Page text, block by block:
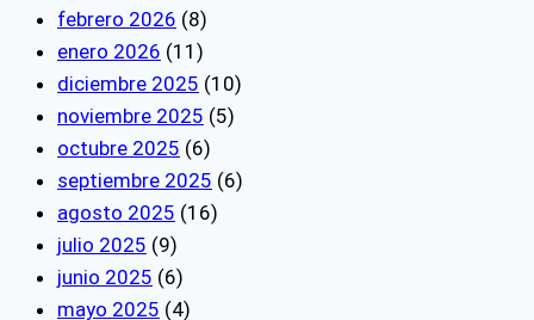
febrero 2026 (8)
enero 2026 (11)
diciembre 2025 (10)
noviembre 2025 (5)
octubre 2025 (6)
septiembre 2025 (6)
agosto 2025 (16)
julio 2025 (9)
junio 2025 (6)
mayo 2025 (4)